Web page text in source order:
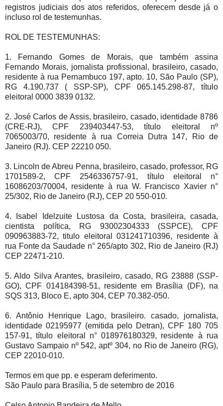
registros judiciais dos atos referidos, oferecem desde já o
incluso rol de testemunhas.
ROL DE TESTEMUNHAS:
1. Fernando Gomes de Morais, que também assina
Fernando Morais, jornalista profissional, brasileiro, casado,
residente à rua Pernambuco 197, apto. 10, São Paulo (SP),
RG 4.190.737 ( SSP-SP), CPF 065.145.298-87, título
eleitoral 0000 3839 0132.
2. José Carlos de Assis, brasileiro, casado, identidade 8786
(CRE-RJ), CPF 239403447-53, título eleitoral nº
7065003/70, residente à rua Correia Dutra 147, Rio de
Janeiro (RJ). CEP 22210 050.
3. Lincoln de Abreu Penna, brasileiro, casado, professor, RG
1701589-2, CPF 2546336757-91, título eleitoral n°
16086203/70004, residente à rua W. Francisco Xavier n°
25/302, Rio de Janeiro (RJ), CEP 20 550-010.
4. Isabel Idelzuite Lustosa da Costa, brasileira, casada,
cientista política, RG 93002304333 (SSPCE), CPF
090963883-72, titulo eleitoral 031241710396, residente à
rua Fonte da Saudade n° 265/apto 302, Rio de Janeiro (RJ)
CEP 22471-210.
5. Aldo Silva Arantes, brasileiro, casado, RG 23888 (SSP-
GO), CPF 014184398-51, residente em Brasília (DF), na
SQS 313, Bloco E, apto 304, CEP 70.382-050.
6. Antônio Henrique Lago, brasileiro. casado, jornalista,
identidade 02195977 (emitida pelo Detran), CPF 180 705
157-91, título eleitoral n° 018976180329, residente à rua
Gustavo Sampaio nº 542, aptº 304, no Rio de Janeiro (RG),
CEP 22010-010.
Termos em que pp. e esperam deferimento.
São Paulo para Brasília, 5 de setembro de 2016